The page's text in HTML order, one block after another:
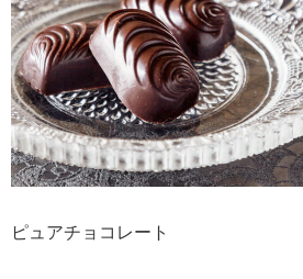
ピュアチョコレート